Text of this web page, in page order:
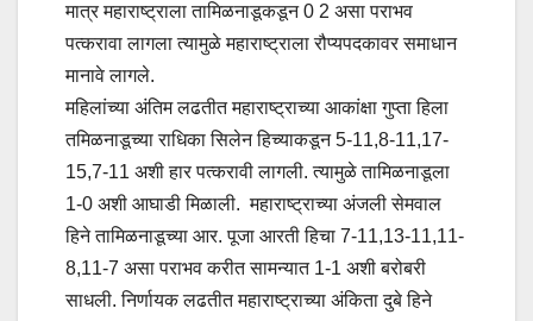
मात्र महाराष्ट्राला तामिळनाडूकडून 0 2 असा पराभव
पत्करावा लागला त्यामुळे महाराष्ट्राला रौप्यपदकावर समाधान
मानावे लागले.
महिलांच्या अंतिम लढतीत महाराष्ट्राच्या आकांक्षा गुप्ता हिला
तमिळनाडूच्या राधिका सिलेन हिच्याकडून 5-11,8-11,17-
15,7-11 अशी हार पत्करावी लागली. त्यामुळे तामिळनाडूला
1-0 अशी आघाडी मिळाली. महाराष्ट्राच्या अंजली सेमवाल
हिने तामिळनाडूच्या आर. पूजा आरती हिचा 7-11,13-11,11-
8,11-7 असा पराभव करीत सामन्यात 1-1 अशी बरोबरी
साधली. निर्णायक लढतीत महाराष्ट्राच्या अंकिता दुबे हिने